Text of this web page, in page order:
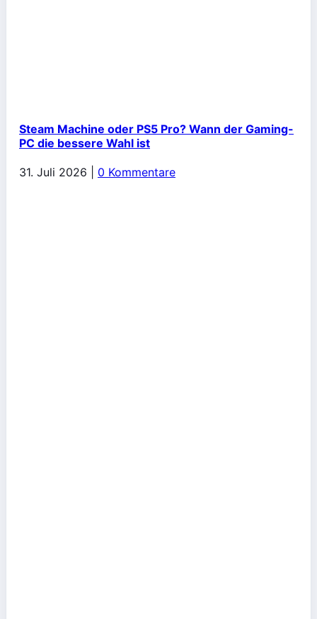
Steam Machine oder PS5 Pro? Wann der Gaming-
PC die bessere Wahl ist
31. Juli 2026 0 Kommentare